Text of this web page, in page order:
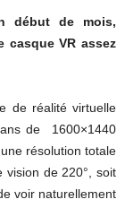
début de mois,
casque VR assez
de réalité virtuelle
de 1600×1440
résolution totale
vision de 220°, soit
voir naturellement